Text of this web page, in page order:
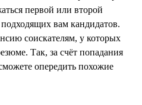
первой или второй
вам кандидатов.
соискателям, у которых
Так, за счёт попадания
опередить похожие